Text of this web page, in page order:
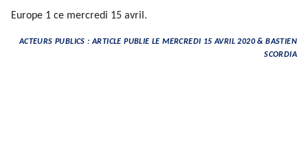
Europe 1 ce mercredi 15 avril.
ACTEURS PUBLICS : ARTICLE PUBLIE LE MERCREDI 15 AVRIL 2020 & BASTIEN
SCORDIA